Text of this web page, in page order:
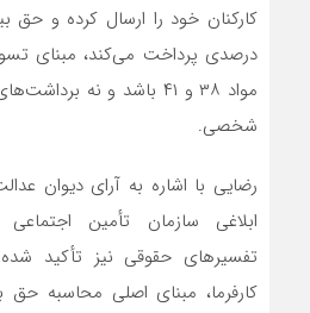
کارکنان خود را ارسال کرده و حق
درصدی پرداخت می‌کند، مبنای
مواد ۳۸ و ۴۱ باشد و نه
شخصی.
رضایی با اشاره به آرای دیوان
ابلاغی سازمان تأمین
تفسیرهای حقوقی نیز تأکید
کارفرما، مبنای اصلی محاسبه